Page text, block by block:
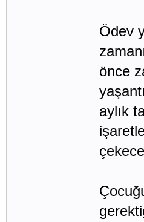
Ödev
önce
aylık